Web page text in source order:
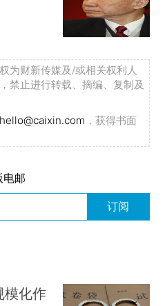
为财新传媒及/或相关权利人
禁止进行转载、摘编、复制及
hello@caixin.com ，获得书面
电邮
订阅
模化作